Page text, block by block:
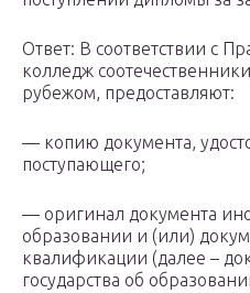
Ответ: В соответствии с
колледж
рубежом, предоставляют:
— копию документа,
поступающего;
— оригинал документа
образовании и (или)
квалификации (далее –
государства об